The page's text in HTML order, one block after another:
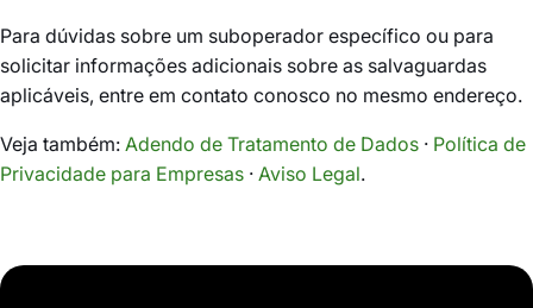
Para dúvidas sobre um suboperador específico ou para
solicitar informações adicionais sobre as salvaguardas
aplicáveis, entre em contato conosco no mesmo endereço.
Veja também: Adendo de Tratamento de Dados · Política de
Privacidade para Empresas · Aviso Legal.